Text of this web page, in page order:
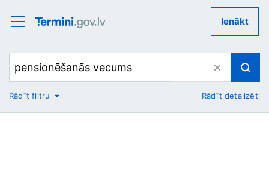
Ienākt
No
Rādīt filtru Rādīt detalizēti